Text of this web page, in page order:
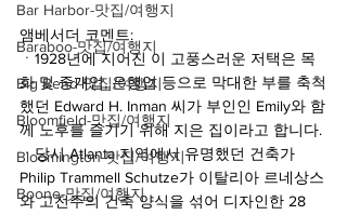
Bar Harbor-맛집/여행지
Baraboo-맛집/여행지
Big Bend-맛집/여행지
Bloomfield-맛집/여행지
Bloomington-맛집/여행지
Boone-맛집/여행지
앰베서더 코멘트:
ㆍ1928년에 지어진 이 고풍스러운 저택은 목
화 및 중개업, 은행업 등으로 막대한 부를 축척
했던 Edward H. Inman 씨가 부인인 Emily와 함
께 노후를 즐기기 위해 지은 집이라고 합니다.
ㆍ당시 Atlanta 지역에서 유명했던 건축가
Philip Trammell Schutze가 이탈리아 르네상스
와 고전주의 건축 양식을 섞어 디자인한 28